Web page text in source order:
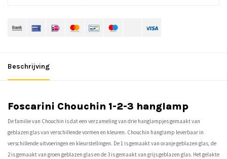
Beschrijving
Foscarini Chouchin 1-2-3 hanglamp
De familie van Chouchin is dat een verzameling van drie hanglampjes gemaakt van
geblazen glas van verschillende vormen en kleuren. Chouchin hanglamp leverbaar in
verschillende uitvoeringen en kleurstellingen. De 1 is gemaakt van oranje geblazen glas, de
2 is gemaakt van groen geblazen glas en de 3 is gemaakt van grijs geblazen glas. Het gelakte